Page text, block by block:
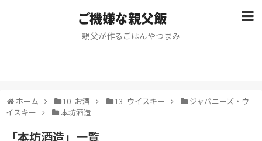
ご機嫌な親父飯
親父が作るごはんやつまみ
ホーム 10_お酒 13_ウイスキー
ジャパニーズ・ウ
イスキー
本坊酒造
「本坊酒造」 一覧